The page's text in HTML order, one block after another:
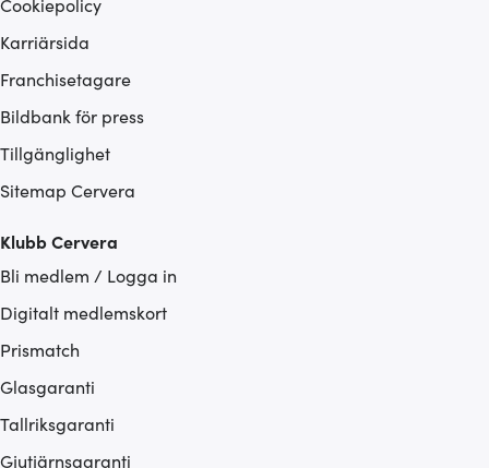
Karriärsida
Franchisetagare
Bildbank för press
Tillgänglighet
Sitemap Cervera
Klubb Cervera
Bli medlem / Logga in
Digitalt medlemskort
Prismatch
Glasgaranti
Tallriksgaranti
Gjutjärnsgaranti